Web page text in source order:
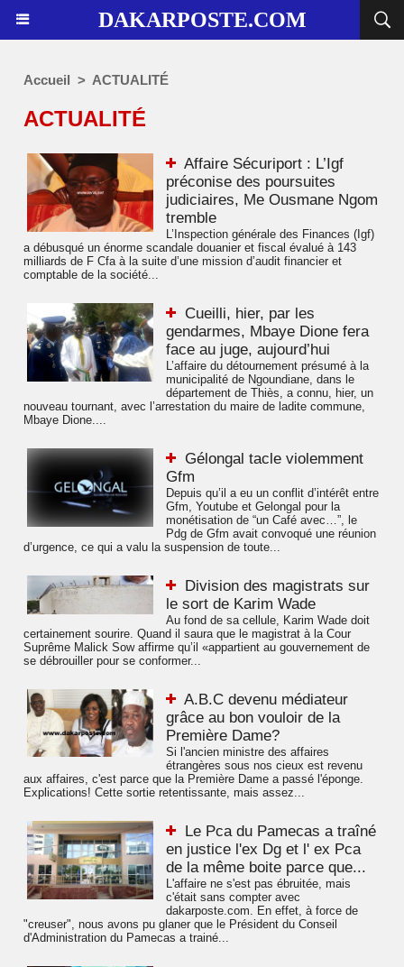
DAKARPOSTE.COM
Accueil > ACTUALITÉ
ACTUALITÉ
Affaire Sécuriport : L’Igf
préconise des poursuites
judiciaires, Me Ousmane Ngom
tremble
L’Inspection générale des Finances (Igf)
a débusqué un énorme scandale douanier et fiscal évalué à 143
milliards de F Cfa à la suite d’une mission d’audit financier et
comptable de la société...
Cueilli, hier, par les
gendarmes, Mbaye Dione fera
face au juge, aujourd’hui
L’affaire du détournement présumé à la
municipalité de Ngoundiane, dans le
département de Thiès, a connu, hier, un
nouveau tournant, avec l’arrestation du maire de ladite commune,
Mbaye Dione....
Gélongal tacle violemment
Gfm
Depuis qu’il a eu un conflit d’intérêt entre
Gfm, Youtube et Gelongal pour la
monétisation de “un Café avec…”, le
Pdg de Gfm avait convoqué une réunion
d’urgence, ce qui a valu la suspension de toute...
Division des magistrats sur
le sort de Karim Wade
Au fond de sa cellule, Karim Wade doit
certainement sourire. Quand il saura que le magistrat à la Cour
Suprême Malick Sow affirme qu’il «appartient au gouvernement de
se débrouiller pour se conformer...
A.B.C devenu médiateur
grâce au bon vouloir de la
Première Dame?
Si l'ancien ministre des affaires
étrangères sous nos cieux est revenu
aux affaires, c'est parce que la Première Dame a passé l'éponge.
Explications! Cette sortie retentissante, mais assez...
Le Pca du Pamecas a traîné
en justice l'ex Dg et l' ex Pca
de la même boite parce que...
L'affaire ne s'est pas ébruitée, mais
c'était sans compter avec
dakarposte.com. En effet, à force de
"creuser", nous avons pu glaner que le Président du Conseil
d'Administration du Pamecas a trainé...